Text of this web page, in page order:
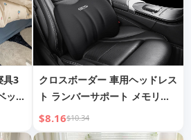
具3
ッド
ン
クロスボーダー 車用ヘッドレス
ト ランバーサポート メモリー
フォーム カークッション
$8.16$10.34